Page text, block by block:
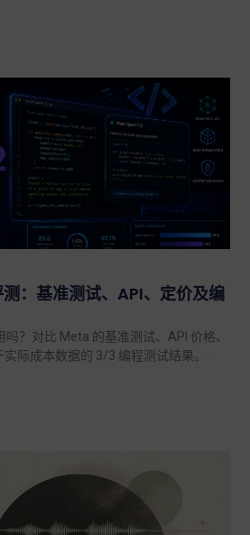
：基准测试、API、定价及编
？对比 Meta 的基准测试、API 价格、
际成本数据的 3/3 编程测试结果。.